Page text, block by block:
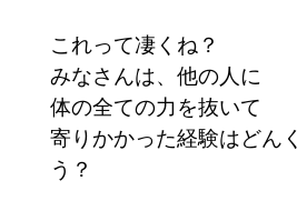
これって凄くね？
みなさんは、他の人に
体の全ての力を抜いて
寄りかかった経験はどん
う？